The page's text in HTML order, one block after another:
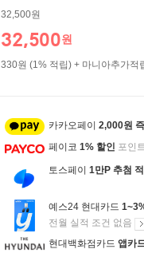
32,500원
32,500원
330원 (1% 적립) + 마니아추가적
카카오페이 2,000원
페이코 1% 할인 포인
토스페이 1만P 추첨
예스24 현대카드
전월 실적 조건 없음
현대백화점카드 앱카